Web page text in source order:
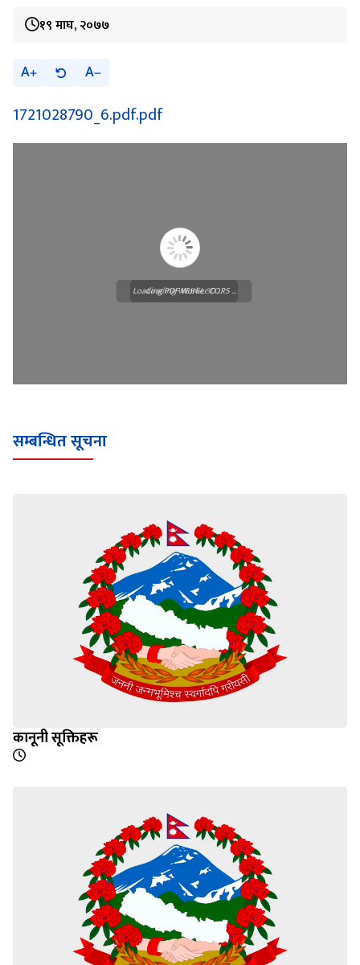
१९ माघ, २०७७
A A
1721028790_6.pdf.pdf
Loading WEBGL 3D ...
Loading PDF Worker CORS ...
सम्बन्धित सूचना
कानूनी सूक्तिहरू